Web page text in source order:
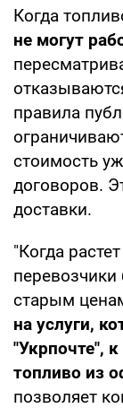
Когда
не могут
правила
стоимость
договоров.
доставки.
"Когда
перевозчики
старым
на услуги,
"Укрпочте",
топливо из
позволяет